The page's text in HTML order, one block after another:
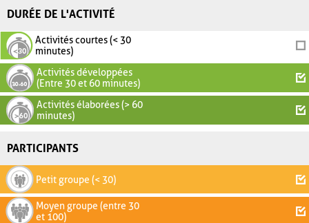
DURÉE DE L'ACTIVITÉ
Activités courtes (< 30
minutes)
Activités développées
(Entre 30 et 60 minutes)
Activités élaborées (> 60
minutes)
PARTICIPANTS
Petit groupe (< 30)
Moyen groupe (entre 30
et 100)